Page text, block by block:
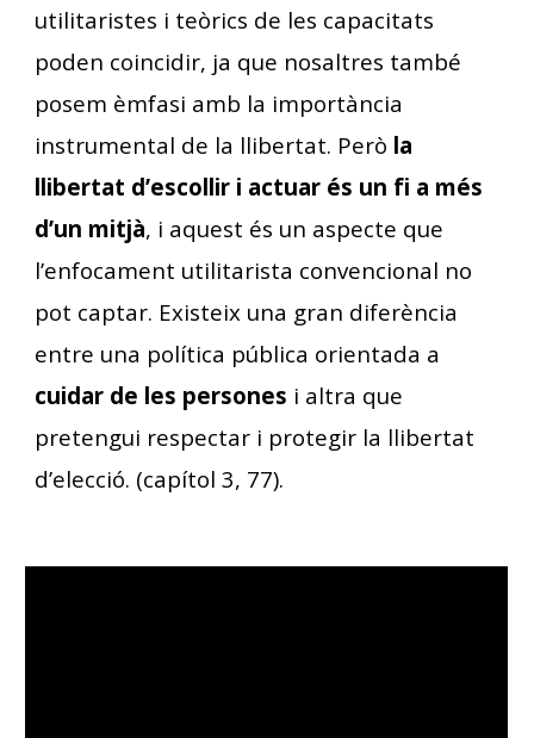
utilitaristes i teòrics de les capacitats
poden coincidir, ja que nosaltres també
posem èmfasi amb la importància
instrumental de la llibertat. Però la
llibertat d’escollir i actuar és un fi a més
d’un mitjà, i aquest és un aspecte que
l’enfocament utilitarista convencional no
pot captar. Existeix una gran diferència
entre una política pública orientada a
cuidar de les persones i altra que
pretengui respectar i protegir la llibertat
d’elecció. (capítol 3, 77).